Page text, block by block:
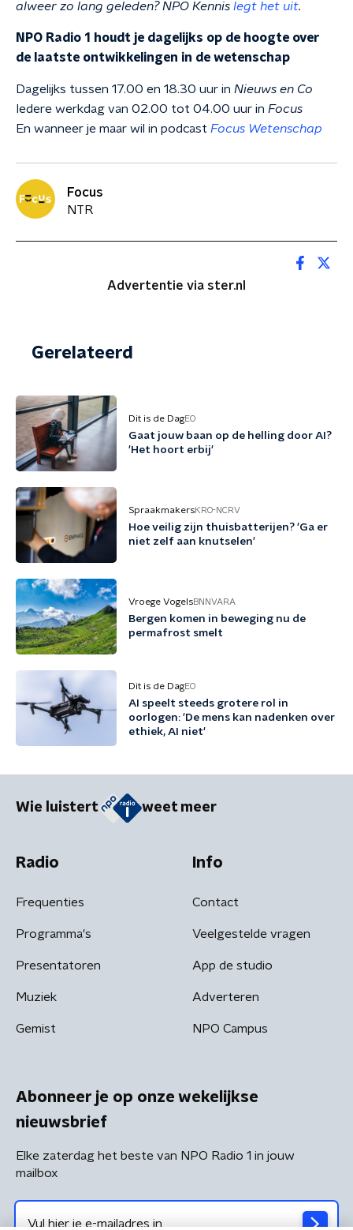
alweer zo lang geleden? NPO Kennis legt het uit.
NPO Radio 1 houdt je dagelijks op de hoogte over
de laatste ontwikkelingen in de wetenschap
Dagelijks tussen 17.00 en 18.30 uur in Nieuws en Co
Iedere werkdag van 02.00 tot 04.00 uur in Focus
En wanneer je maar wil in podcast Focus Wetenschap
Focus
NTR
Advertentie via ster.nl
Gerelateerd
Dit is de DagEO
Gaat jouw baan op de helling door AI?
'Het hoort erbij'
SpraakmakersKRO-NCRV
Hoe veilig zijn thuisbatterijen? 'Ga er
niet zelf aan knutselen'
Vroege VogelsBNNVARA
Bergen komen in beweging nu de
permafrost smelt
Dit is de DagEO
AI speelt steeds grotere rol in
oorlogen: 'De mens kan nadenken over
ethiek, AI niet'
Wie luistert weet meer
Radio
Frequenties
Programma's
Presentatoren
Muziek
Gemist
Info
Contact
Veelgestelde vragen
App de studio
Adverteren
NPO Campus
Abonneer je op onze wekelijkse
nieuwsbrief
Elke zaterdag het beste van NPO Radio 1 in jouw
mailbox